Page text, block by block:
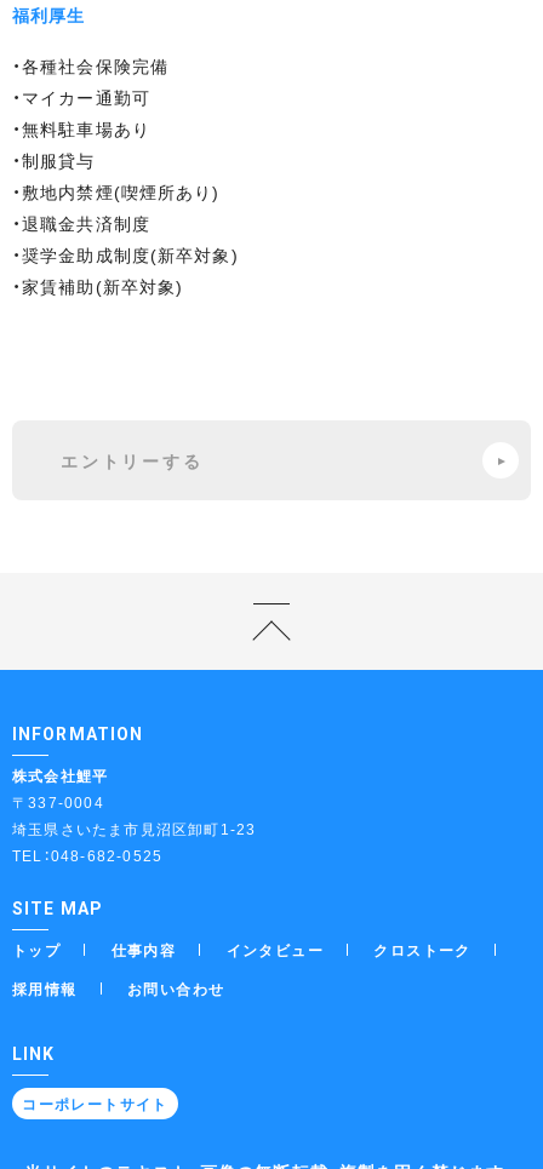
福利厚生
・各種社会保険完備
・マイカー通勤可
・無料駐車場あり
・制服貸与
・敷地内禁煙(喫煙所あり)
・退職金共済制度
・奨学金助成制度(新卒対象)
・家賃補助(新卒対象)
エントリーする
INFORMATION
株式会社鯉平
〒337-0004
埼玉県さいたま市見沼区卸町1-23
TEL：048-682-0525
SITE MAP
トップ 仕事内容 インタビュー
クロストーク
採用情報
お問い合わせ
LINK
コーポレートサイト